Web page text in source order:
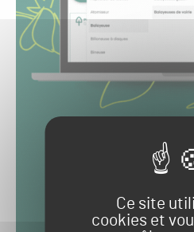
Ce site
cookies et